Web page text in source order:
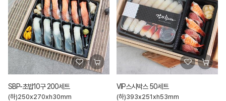
SBP-초밥10구 200세트
(하)250x270xh30mm
VIP스시박스 50세트
(하)393x251xh53mm